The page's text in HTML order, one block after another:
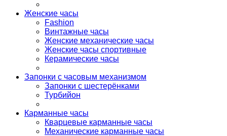
Женские часы
Fashion
Винтажные часы
Женские механические часы
Женские часы спортивные
Керамические часы
Запонки с часовым механизмом
Запонки с шестерёнками
Турбийон
Карманные часы
Кварцевые карманные часы
Механические карманные часы